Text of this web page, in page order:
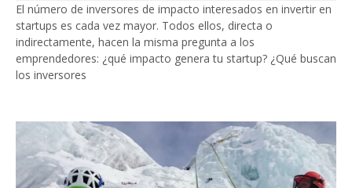
El número de inversores de impacto interesados en invertir en
startups es cada vez mayor. Todos ellos, directa o
indirectamente, hacen la misma pregunta a los
emprendedores: ¿qué impacto genera tu startup? ¿Qué buscan
los inversores